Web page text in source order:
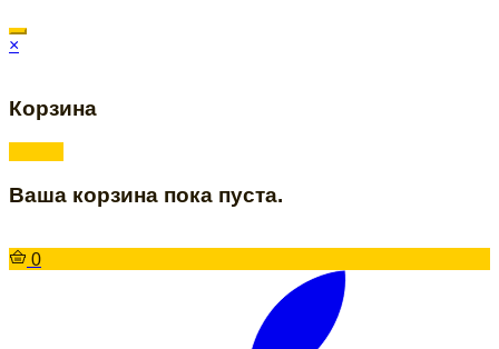
×
Корзина
Ваша корзина пока пуста.
0